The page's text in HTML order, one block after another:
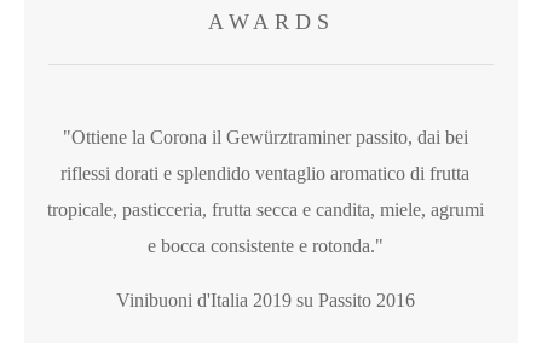
AWARDS
"Ottiene la Corona il Gewürztraminer passito, dai bei
riflessi dorati e splendido ventaglio aromatico di frutta
tropicale, pasticceria, frutta secca e candita, miele, agrumi
e bocca consistente e rotonda."
Vinibuoni d'Italia 2019 su Passito 2016